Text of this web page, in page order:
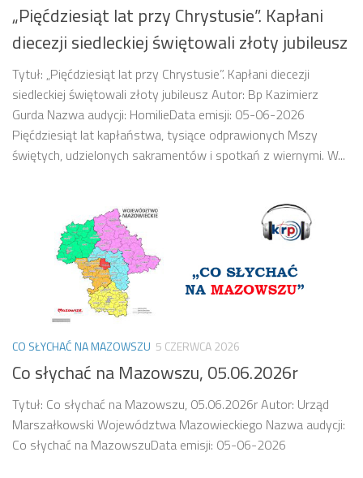
„Pięćdziesiąt lat przy Chrystusie”. Kapłani
diecezji siedleckiej świętowali złoty jubileusz
Tytuł: „Pięćdziesiąt lat przy Chrystusie”. Kapłani diecezji
siedleckiej świętowali złoty jubileusz Autor: Bp Kazimierz
Gurda Nazwa audycji: HomilieData emisji: 05-06-2026
Pięćdziesiąt lat kapłaństwa, tysiące odprawionych Mszy
świętych, udzielonych sakramentów i spotkań z wiernymi. W...
CO SŁYCHAĆ NA MAZOWSZU 5 CZERWCA 2026
Co słychać na Mazowszu, 05.06.2026r
Tytuł: Co słychać na Mazowszu, 05.06.2026r Autor: Urząd
Marszałkowski Województwa Mazowieckiego Nazwa audycji:
Co słychać na MazowszuData emisji: 05-06-2026